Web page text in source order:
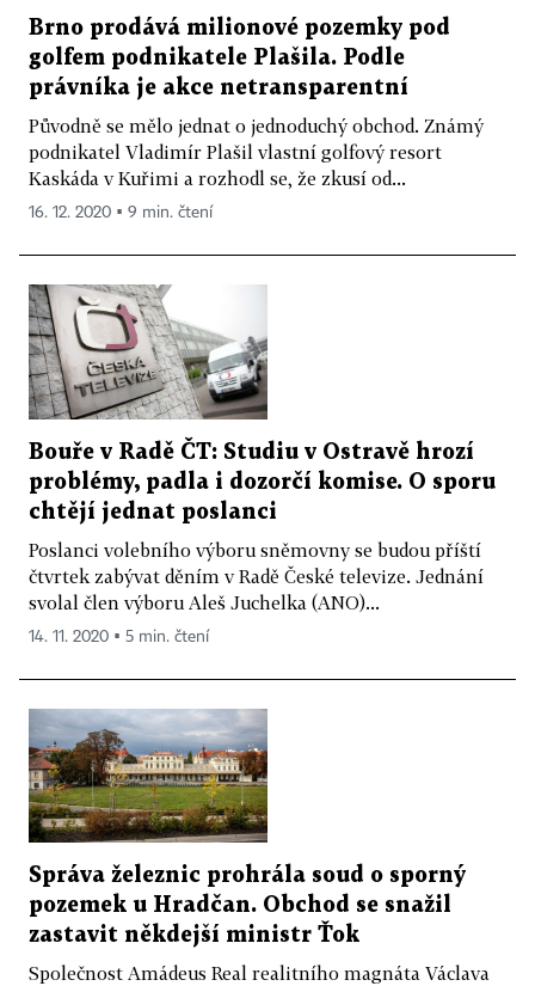
Brno prodává milionové pozemky pod
golfem podnikatele Plašila. Podle
právníka je akce netransparentní
Původně se mělo jednat o jednoduchý obchod. Známý
podnikatel Vladimír Plašil vlastní golfový resort
Kaskáda v Kuřimi a rozhodl se, že zkusí od...
16. 12. 2020 ▪ 9 min. čtení
Bouře v Radě ČT: Studiu v Ostravě hrozí
problémy, padla i dozorčí komise. O sporu
chtějí jednat poslanci
Poslanci volebního výboru sněmovny se budou příští
čtvrtek zabývat děním v Radě České televize. Jednání
svolal člen výboru Aleš Juchelka (ANO)...
14. 11. 2020 ▪ 5 min. čtení
Správa železnic prohrála soud o sporný
pozemek u Hradčan. Obchod se snažil
zastavit někdejší ministr Ťok
Společnost Amádeus Real realitního magnáta Václava